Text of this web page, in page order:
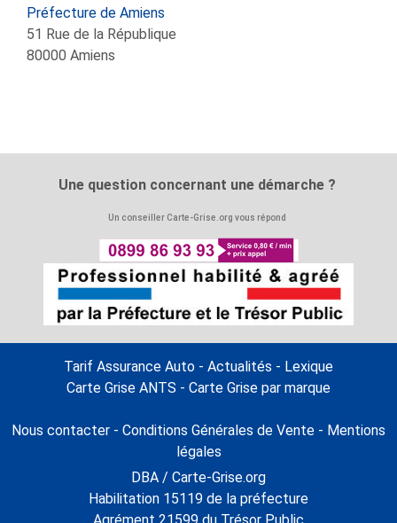
Préfecture de Amiens
51 Rue de la République
80000 Amiens
Une question concernant une démarche ?
Un conseiller Carte-Grise.org vous répond
Tarif Assurance Auto - Actualités - Lexique
Carte Grise ANTS - Carte Grise par marque
Nous contacter - Conditions Générales de Vente - Mentions
légales
DBA / Carte-Grise.org
Habilitation 15119 de la préfecture